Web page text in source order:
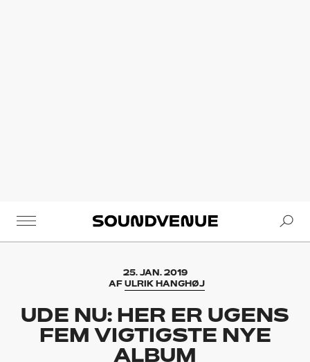
Soundvenue
25. JAN. 2019
AF ULRIK HANGHØJ
UDE NU: HER ER UGENS
FEM VIGTIGSTE NYE
ALBUM